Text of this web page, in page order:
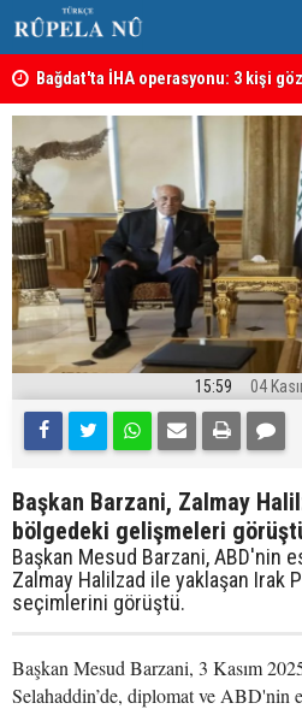
Bağdat'ta İHA operasyonu: 3 kişi
hakkında tutuklama kararı
15:59 04
Başkan Barzani, Zalmay
bölgedeki gelişmeleri
Başkan Mesud Barzani, ABD'nin
Zalmay Halilzad ile yaklaşan Irak
seçimlerini görüştü.
Başkan Mesud Barzani, 3 Kasım
Selahaddin’de, diplomat ve